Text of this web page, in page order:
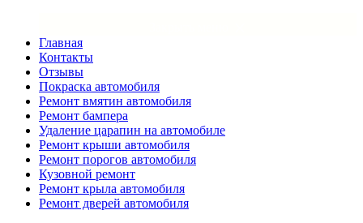
Главная
Контакты
Отзывы
Покраска автомобиля
Ремонт вмятин автомобиля
Ремонт бампера
Удаление царапин на автомобиле
Ремонт крыши автомобиля
Ремонт порогов автомобиля
Кузовной ремонт
Ремонт крыла автомобиля
Ремонт дверей автомобиля